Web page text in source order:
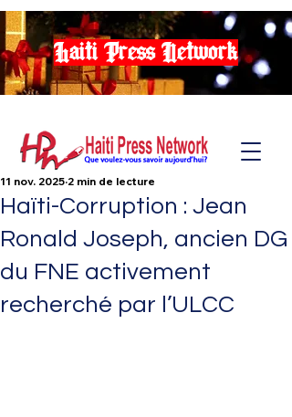
Haiti Press Network
Haïti-Corruption : Jean
Ronald Joseph, ancien DG
du FNE activement
recherché par l’ULCC
11 nov. 2025 2 min de lecture